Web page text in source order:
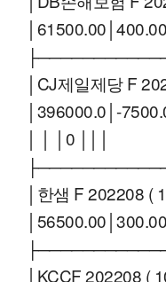
│CJ제일제당 F
│396000.0│-
│ │ │0 │││
│한샘 F 202208 (
│KCCF 202208 (